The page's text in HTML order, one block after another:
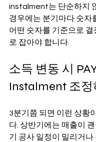
instalment는 단순하지
경우에는 분기마다 숫자
어떤 숫자를 기준으로
로 잡아야 합니다.
소득 변동 시
Instalment 조정
3분기쯤 되면 이런 상황
다. 상반기에는 매출이
기 공사 일정이 밀리거나